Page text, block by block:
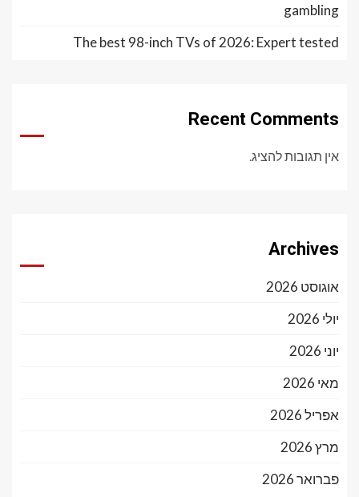
gambling
The best 98-inch TVs of 2026: Expert tested
Recent Comments
אין תגובות להציג.
Archives
אוגוסט 2026
יולי 2026
יוני 2026
מאי 2026
אפריל 2026
מרץ 2026
פברואר 2026